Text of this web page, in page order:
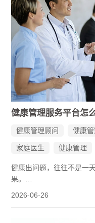
机构，能帮自己把健康这
健康管理顾问 健康管
家庭医生 健康管理
健康出问题，往往不是一
果。
2026-06-26